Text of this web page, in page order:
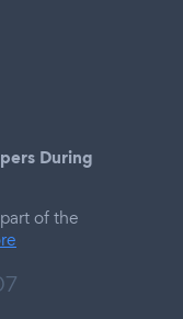
During
of the